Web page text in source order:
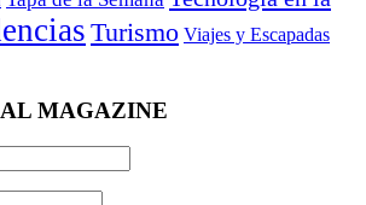
Turismo Viajes y Escapadas
MAGAZINE